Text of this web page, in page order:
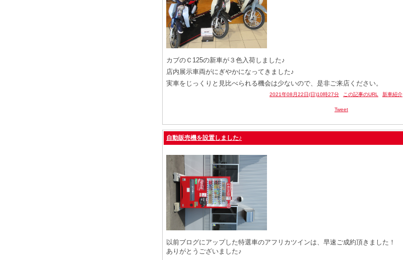
カブのＣ125の新車が３色入荷しました♪
店内展示車両がにぎやかになってきました♪
実車をじっくりと見比べられる機会は少ないので、是非ご来店ください。
2021年08月22日(日)10時27分 この記事のURL 新車紹介
Tweet
自動販売機を設置しました♪
以前ブログにアップした特選車のアフリカツインは、早速ご成約頂きました！
ありがとうございました♪